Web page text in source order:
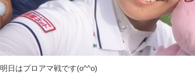
明日はプロアマ戦です(o^^o)